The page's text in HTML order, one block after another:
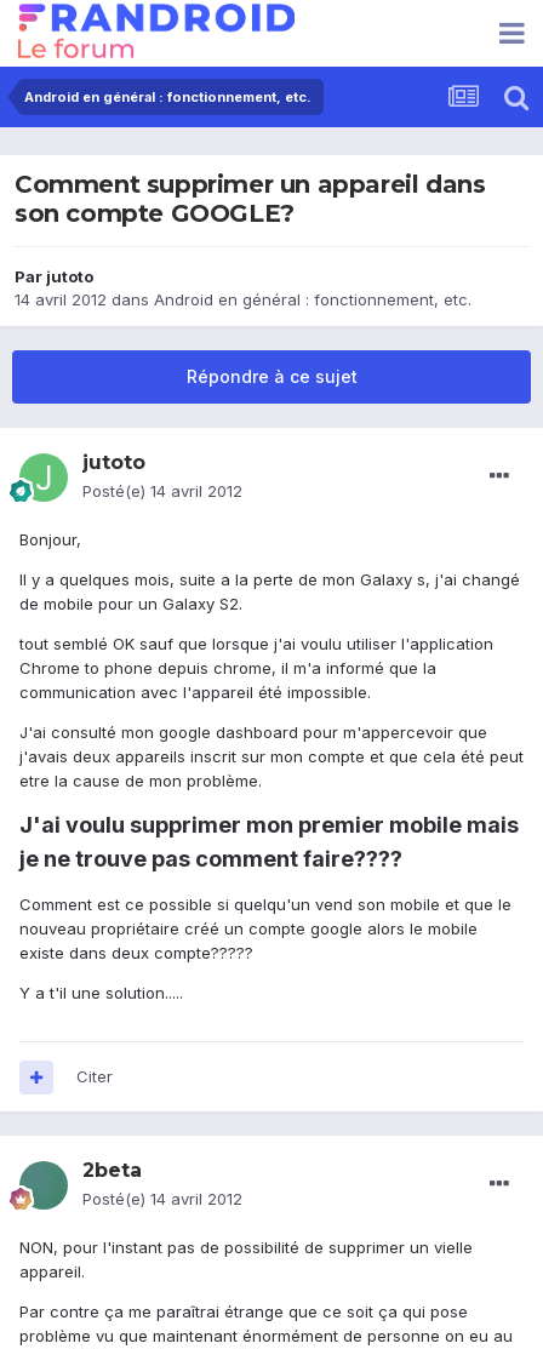
Android en général : fonctionnement, etc.
Comment supprimer un appareil dans
son compte GOOGLE?
Par jutoto
14 avril 2012 dans Android en général : fonctionnement, etc.
Répondre à ce sujet
jutoto
Posté(e) 14 avril 2012
Bonjour,
Il y a quelques mois, suite a la perte de mon Galaxy s, j'ai changé
de mobile pour un Galaxy S2.
tout semblé OK sauf que lorsque j'ai voulu utiliser l'application
Chrome to phone depuis chrome, il m'a informé que la
communication avec l'appareil été impossible.
J'ai consulté mon google dashboard pour m'appercevoir que
j'avais deux appareils inscrit sur mon compte et que cela été peut
etre la cause de mon problème.
J'ai voulu supprimer mon premier mobile mais
je ne trouve pas comment faire????
Comment est ce possible si quelqu'un vend son mobile et que le
nouveau propriétaire créé un compte google alors le mobile
existe dans deux compte?????
Y a t'il une solution.....
Citer
2beta
Posté(e) 14 avril 2012
NON, pour l'instant pas de possibilité de supprimer un vielle
appareil.
Par contre ça me paraîtrai étrange que ce soit ça qui pose
problème vu que maintenant énormément de personne on eu au